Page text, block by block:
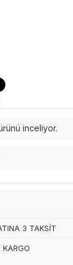
inceliyor.
3 TAKSİT
KARGO